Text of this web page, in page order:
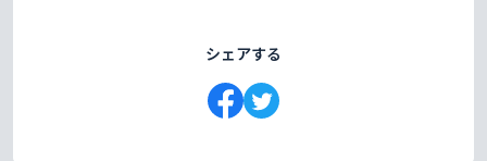
シェアする